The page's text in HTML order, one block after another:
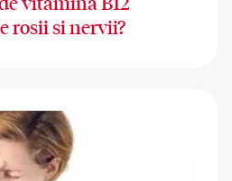
rosii si nervii?